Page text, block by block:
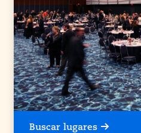
Buscar lugares